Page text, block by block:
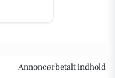
Annoncørbetalt indhold